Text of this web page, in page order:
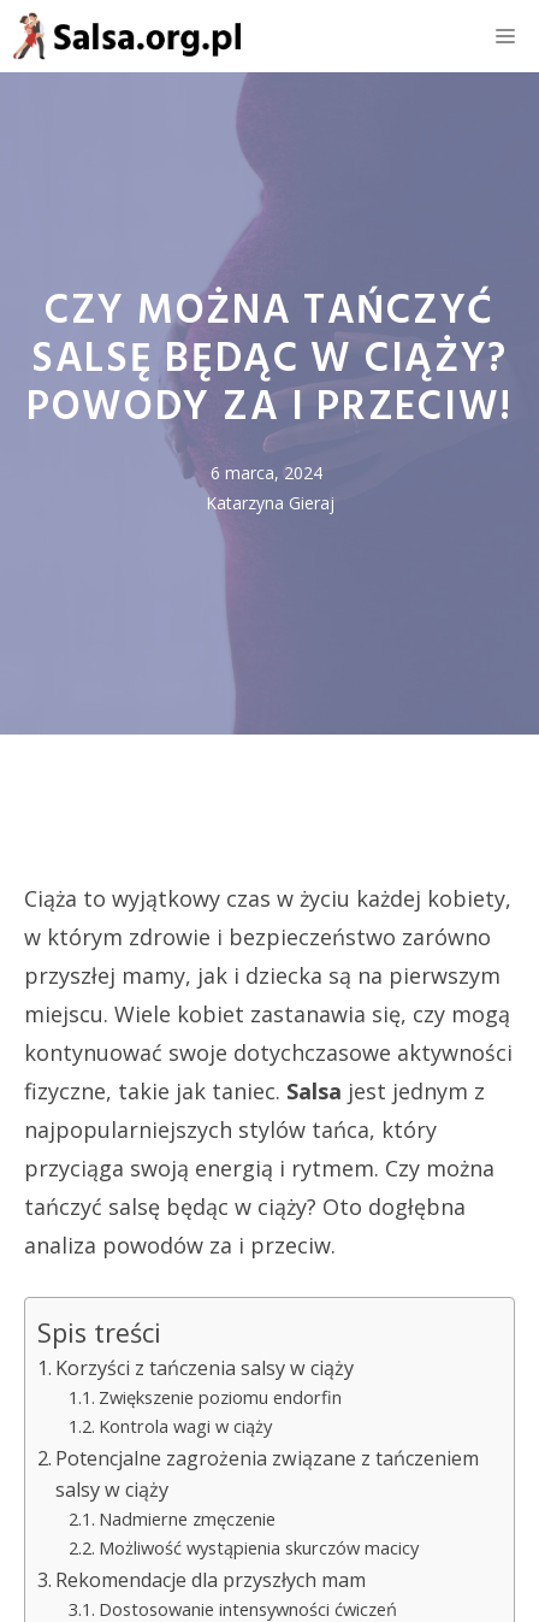
Przejdź
do
CZY MOŻNA TAŃCZYĆ
SALSĘ BĘDĄC W CIĄŻY?
POWODY ZA I PRZECIW!
6 marca, 2024
Katarzyna Gieraj
Ciąża to wyjątkowy czas w życiu każdej kobiety,
w którym zdrowie i bezpieczeństwo zarówno
przyszłej mamy, jak i dziecka są na pierwszym
miejscu. Wiele kobiet zastanawia się, czy mogą
kontynuować swoje dotychczasowe aktywności
fizyczne, takie jak taniec. Salsa jest jednym z
najpopularniejszych stylów tańca, który
przyciąga swoją energią i rytmem. Czy można
tańczyć salsę będąc w ciąży? Oto dogłębna
analiza powodów za i przeciw.
Spis treści
Korzyści z tańczenia salsy w ciąży
Zwiększenie poziomu endorfin
Kontrola wagi w ciąży
Potencjalne zagrożenia związane z tańczeniem
salsy w ciąży
Nadmierne zmęczenie
Możliwość wystąpienia skurczów macicy
Rekomendacje dla przyszłych mam
Dostosowanie intensywności ćwiczeń